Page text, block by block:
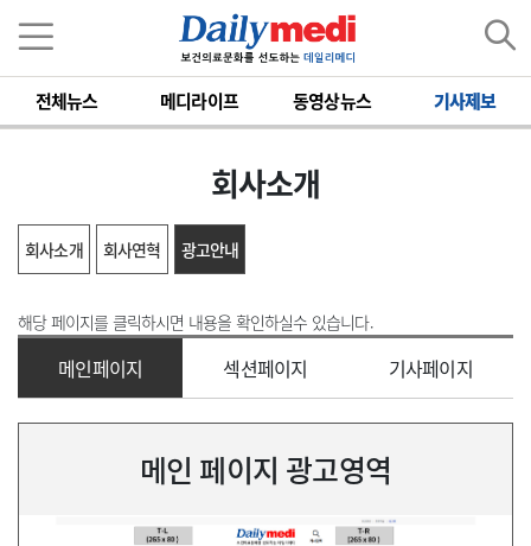
전체뉴스 메디라이프 동영상뉴스 기사제보
회사소개
회사소개 회사연혁 광고안내
해당 페이지를 클릭하시면 내용을 확인하실수 있습니다.
메인페이지 섹션페이지 기사페이지
메인 페이지 광고영역